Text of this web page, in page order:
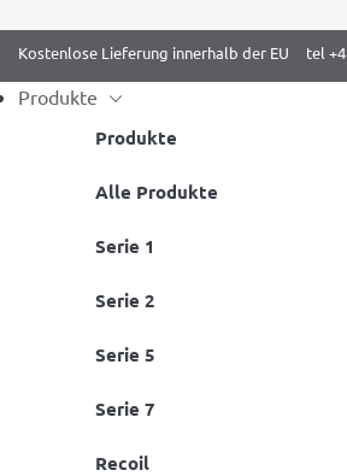
Kostenlose Lieferung innerhalb der EU
tel
Produkte
Produkte
Alle Produkte
Serie 1
Serie 2
Serie 5
Serie 7
Recoil
Monat:September 2020